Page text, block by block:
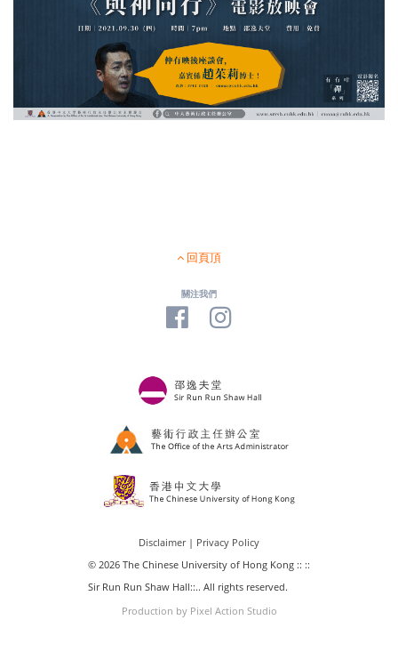
回頁頂
關注我們
Disclaimer| Privacy Policy
© 2026 The Chinese University of Hong Kong :: ::
Sir Run Run Shaw Hall::.. All rights reserved.
Production by Pixel Action Studio